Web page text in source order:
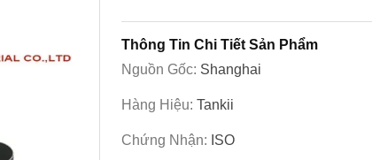
Thông Tin Chi Tiết Sản Phẩm
Nguồn Gốc: Shanghai
Hàng Hiệu: Tankii
Chứng Nhận: ISO